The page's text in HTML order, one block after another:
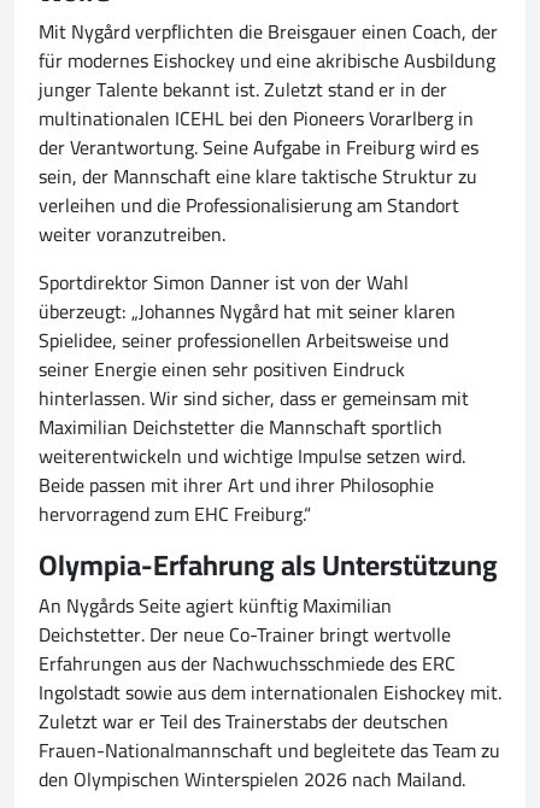
Mit Nygård verpflichten die Breisgauer einen Coach, der
für modernes Eishockey und eine akribische Ausbildung
junger Talente bekannt ist. Zuletzt stand er in der
multinationalen ICEHL bei den Pioneers Vorarlberg in
der Verantwortung. Seine Aufgabe in Freiburg wird es
sein, der Mannschaft eine klare taktische Struktur zu
verleihen und die Professionalisierung am Standort
weiter voranzutreiben.
Sportdirektor Simon Danner ist von der Wahl
überzeugt: „Johannes Nygård hat mit seiner klaren
Spielidee, seiner professionellen Arbeitsweise und
seiner Energie einen sehr positiven Eindruck
hinterlassen. Wir sind sicher, dass er gemeinsam mit
Maximilian Deichstetter die Mannschaft sportlich
weiterentwickeln und wichtige Impulse setzen wird.
Beide passen mit ihrer Art und ihrer Philosophie
hervorragend zum EHC Freiburg.“
Olympia-Erfahrung als Unterstützung
An Nygårds Seite agiert künftig Maximilian
Deichstetter. Der neue Co-Trainer bringt wertvolle
Erfahrungen aus der Nachwuchsschmiede des ERC
Ingolstadt sowie aus dem internationalen Eishockey mit.
Zuletzt war er Teil des Trainerstabs der deutschen
Frauen-Nationalmannschaft und begleitete das Team zu
den Olympischen Winterspielen 2026 nach Mailand.